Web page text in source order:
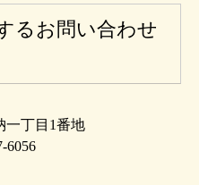
るお問い合わせ
一丁目1番地
6056